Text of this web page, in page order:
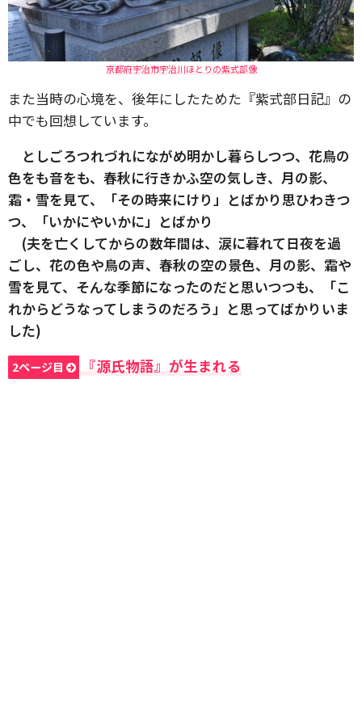
京都府宇治市宇治川ほとりの紫式部像
また当時の心境を、後年にしたためた『紫式部日記』の
中でも回想しています。
としごろつれづれにながめ明かし暮らしつつ、花鳥の
色をも音をも、春秋に行きかふ空の気しき、月の影、
霜・雪を見て、「その時来にけり」とばかり思ひわきつ
つ、「いかにやいかに」とばかり
(夫を亡くしてからの数年間は、涙に暮れて日夜を過
ごし、花の色や鳥の声、春秋の空の景色、月の影、霜や
雪を見て、そんな季節になったのだと思いつつも、「こ
れからどうなってしまうのだろう」と思ってばかりいま
した)
2ページ目 『源氏物語』が生まれる